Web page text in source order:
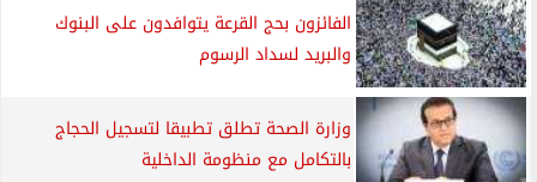
الفائزون بحج القرعة يتوافدون على البنوك
والبريد لسداد الرسوم
وزارة الصحة تطلق تطبيقا لتسجيل الحجاج
بالتكامل مع منظومة الداخلية